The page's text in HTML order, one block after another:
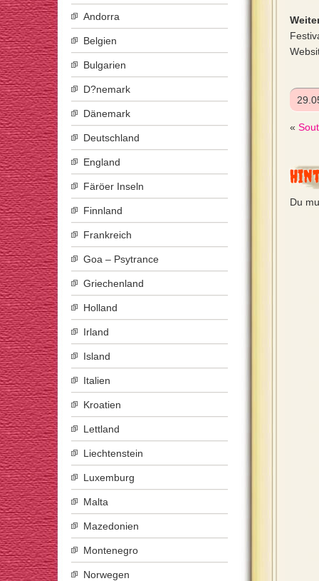
«
Du
Andorra
Belgien
Bulgarien
D?nemark
Dänemark
Deutschland
England
Färöer Inseln
Finnland
Frankreich
Goa – Psytrance
Griechenland
Holland
Irland
Island
Italien
Kroatien
Lettland
Liechtenstein
Luxemburg
Malta
Mazedonien
Montenegro
Norwegen